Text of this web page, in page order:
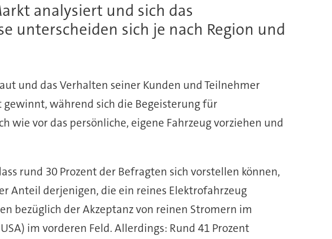
analysiert und sich das
unterscheiden sich je nach Region und
und das Verhalten seiner Kunden und Teilnehmer
während sich die Begeisterung für
wie vor das persönliche, eigene Fahrzeug vorziehen und
rund 30 Prozent der Befragten sich vorstellen können,
Anteil derjenigen, die ein reines Elektrofahrzeug
bezüglich der Akzeptanz von reinen Stromern im
im vorderen Feld. Allerdings: Rund 41 Prozent